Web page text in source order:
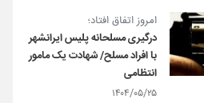
امروز اتفاق افتاد؛
درگیری مسلحانه پلیس ایرانشهر
با افراد مسلح/ شهادت یک مامور
انتظامی
۱۴۰۴/۰۵/۲۵